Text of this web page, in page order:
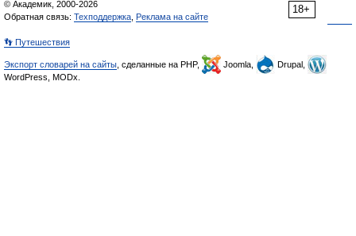
18+
© Академик, 2000-2026
Обратная связь: Техподдержка Реклама на сайте
👣 Путешествия
Экспорт словарей на сайты , сделанные на PHP, Joomla,
Drupal,
WordPress, MODx.